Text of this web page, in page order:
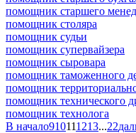
помощник старшего
помощник столяра
помощник судьи
помощник супервайзера
помощник сыровара
помощник таможенного
помощник
помощник технического
помощник технолога
В начало910111213...22